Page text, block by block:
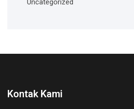
Uncategorized
Kontak Kami